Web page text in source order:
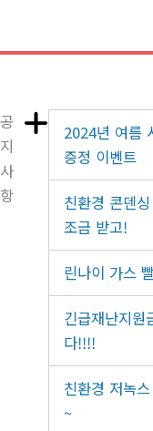
츠
너
뛰
기
공
지
사
항
2024년 여름
증정 이벤트
친환경 콘덴
조금 받고!
린나이 가스
긴급재난지원
다!!!!
친환경 저녹
~